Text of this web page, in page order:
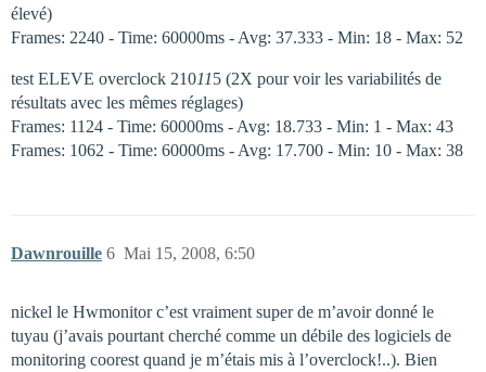
élevé)
Frames: 2240 - Time: 60000ms - Avg: 37.333 - Min: 18 - Max: 52
test ELEVE overclock 210115 (2X pour voir les variabilités de
résultats avec les mêmes réglages)
Frames: 1124 - Time: 60000ms - Avg: 18.733 - Min: 1 - Max: 43
Frames: 1062 - Time: 60000ms - Avg: 17.700 - Min: 10 - Max: 38
Dawnrouille Mai 15, 2008, 6:50
6
nickel le Hwmonitor c’est vraiment super de m’avoir donné le
tuyau (j’avais pourtant cherché comme un débile des logiciels de
monitoring coorest quand je m’étais mis à l’overclock!..). Bien